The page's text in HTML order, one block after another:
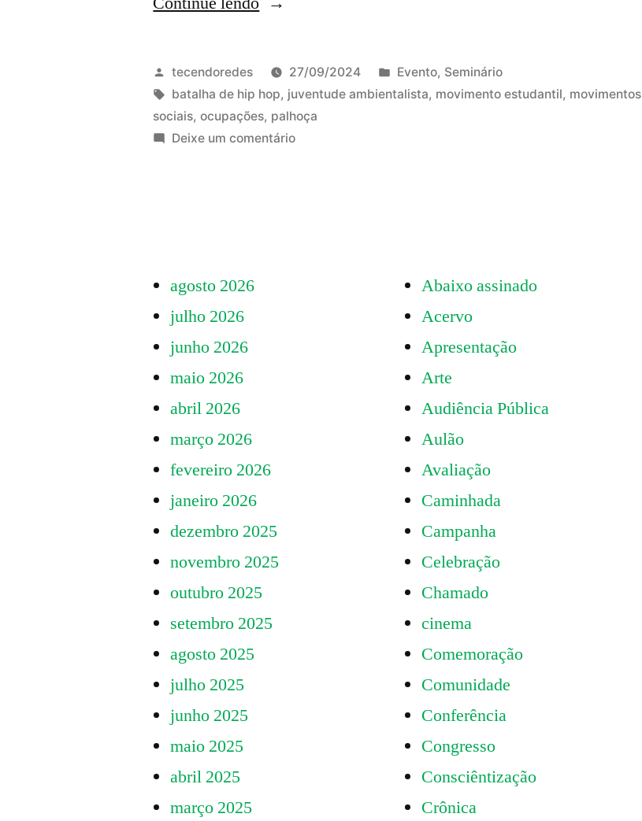
Juventude
Ambientalista
de
Publicado
por
tecendoredes 27/09/2024
Publicado
em
Evento, Seminário
Tags:
batalha de hip hop, juventude ambientalista, movimento estudantil, movimentos
sociais,ocupações, palhoça
Deixe um comentárioem
agosto 2026
julho 2026
junho 2026
maio 2026
abril 2026
março 2026
fevereiro 2026
janeiro 2026
dezembro 2025
novembro 2025
outubro 2025
setembro 2025
agosto 2025
julho 2025
junho 2025
maio 2025
abril 2025
março 2025
Abaixo assinado
Acervo
Apresentação
Arte
Audiência Pública
Aulão
Avaliação
Caminhada
Campanha
Celebração
Chamado
cinema
Comemoração
Comunidade
Conferência
Congresso
Consciêntização
Crônica